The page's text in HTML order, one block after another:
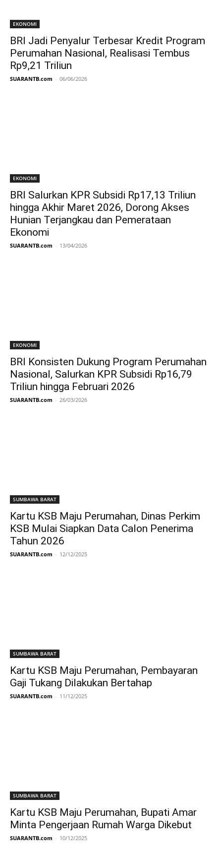
EKONOMI
BRI Jadi Penyalur Terbesar Kredit Program
Perumahan Nasional, Realisasi Tembus
Rp9,21 Triliun
SUARANTB.com - 06/06/2026
EKONOMI
BRI Salurkan KPR Subsidi Rp17,13 Triliun
hingga Akhir Maret 2026, Dorong Akses
Hunian Terjangkau dan Pemerataan
Ekonomi
SUARANTB.com - 13/04/2026
EKONOMI
BRI Konsisten Dukung Program Perumahan
Nasional, Salurkan KPR Subsidi Rp16,79
Triliun hingga Februari 2026
SUARANTB.com - 26/03/2026
SUMBAWA BARAT
Kartu KSB Maju Perumahan, Dinas Perkim
KSB Mulai Siapkan Data Calon Penerima
Tahun 2026
SUARANTB.com - 12/12/2025
SUMBAWA BARAT
Kartu KSB Maju Perumahan, Pembayaran
Gaji Tukang Dilakukan Bertahap
SUARANTB.com - 11/12/2025
SUMBAWA BARAT
Kartu KSB Maju Perumahan, Bupati Amar
Minta Pengerjaan Rumah Warga Dikebut
SUARANTB.com - 10/12/2025